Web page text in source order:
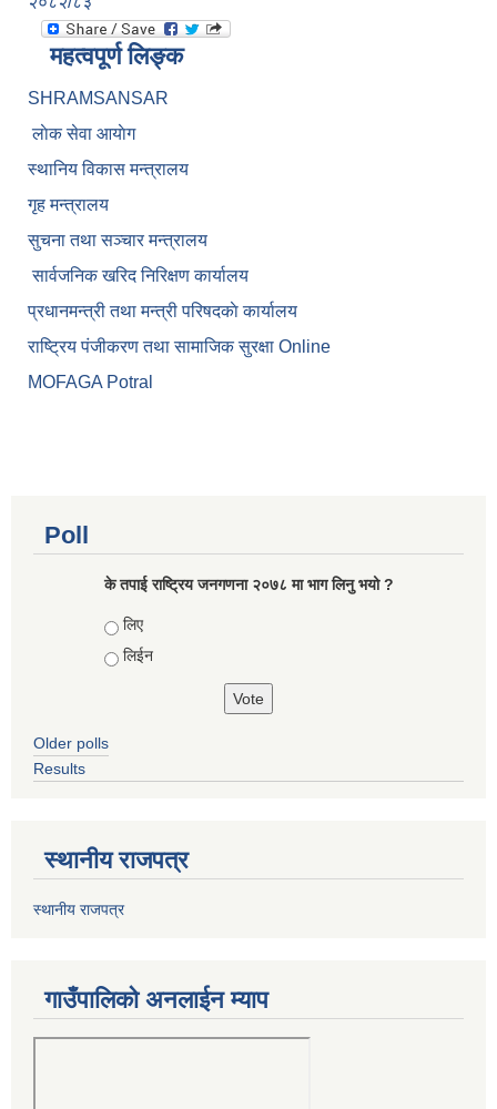
महत्वपूर्ण लिङ्क
SHRAMSANSAR
लाेक सेवा आयाेग
स्थानिय विकास मन्त्रालय
गृह मन्त्रालय
सुचना तथा सञ्चार मन्त्रालय
सार्वजनिक खरिद निरिक्षण कार्यालय
प्रधानमन्त्री तथा मन्त्री परिषदकाे कार्यालय
राष्ट्रिय पंजीकरण तथा सामाजिक सुरक्षा Online
MOFAGA Potral
Poll
के तपाई राष्ट्रिय जनगणना २०७८ मा भाग लिनु भयो ?
Choices
लिए
लिईन
Older polls
Results
स्थानीय राजपत्र
स्थानीय राजपत्र
गाउँपालिको अनलाईन म्याप